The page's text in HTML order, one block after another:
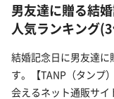
男友達に贈る結
人気ランキング
結婚記念日に男友達
す。【TANP（タンプ
会えるネット通販サイ